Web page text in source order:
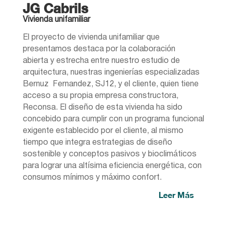
JG Cabrils
Vivienda unifamiliar
El proyecto de vivienda unifamiliar que
presentamos destaca por la colaboración
abierta y estrecha entre nuestro estudio de
arquitectura, nuestras ingenierías especializadas
Bernuz Fernandez, SJ12, y el cliente, quien tiene
acceso a su propia empresa constructora,
Reconsa. El diseño de esta vivienda ha sido
concebido para cumplir con un programa funcional
exigente establecido por el cliente, al mismo
tiempo que integra estrategias de diseño
sostenible y conceptos pasivos y bioclimáticos
para lograr una altísima eficiencia energética, con
consumos mínimos y máximo confort.
Leer Más